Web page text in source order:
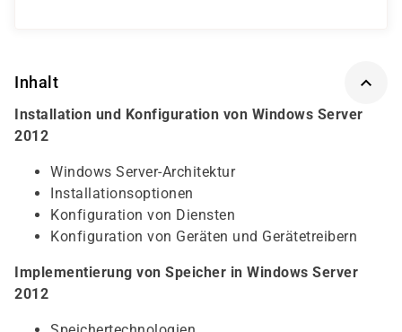
Inhalt
Installation und Konfiguration von Windows Server
2012
Windows Server-Architektur
Installationsoptionen
Konfiguration von Diensten
Konfiguration von Geräten und Gerätetreibern
Implementierung von Speicher in Windows Server
2012